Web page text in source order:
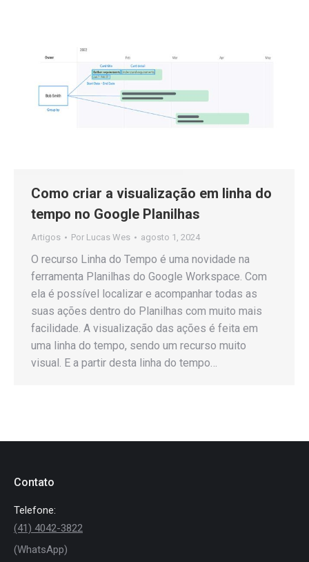
Como criar a visualização em linha do
tempo no Google Planilhas
Artigos Por Lucas Wes agosto 1, 2024
O recurso Linha do Tempo é uma novidade na
ferramenta Planilhas do Google Workspace. Com
ela é possível localizar e acompanhar todas as
suas ações dentro do Planilhas com muito mais
facilidade. A visualização das ações é feita em
uma linha do tempo, sendo um recurso muito
visual. E a partir desta linha do tempo…
Contato
Telefone:
(41) 4042-3822
(WhatsApp)